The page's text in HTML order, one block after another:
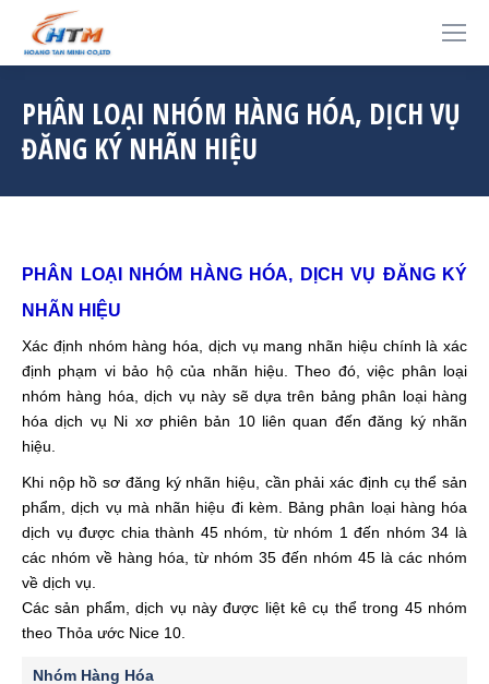
PHÂN LOẠI NHÓM HÀNG HÓA, DỊCH VỤ
ĐĂNG KÝ NHÃN HIỆU
PHÂN LOẠI NHÓM HÀNG HÓA, DỊCH VỤ ĐĂNG KÝ
NHÃN HIỆU
Xác định nhóm hàng hóa, dịch vụ mang nhãn hiệu chính là xác
định phạm vi bảo hộ của nhãn hiệu. Theo đó, việc phân loại
nhóm hàng hóa, dịch vụ này sẽ dựa trên bảng phân loại hàng
hóa dịch vụ Ni xơ phiên bản 10 liên quan đến đăng ký nhãn
hiệu.
Khi nộp hồ sơ đăng ký nhãn hiệu, cần phải xác định cụ thể sản
phẩm, dịch vụ mà nhãn hiệu đi kèm. Bảng phân loại hàng hóa
dịch vụ được chia thành 45 nhóm, từ nhóm 1 đến nhóm 34 là
các nhóm về hàng hóa, từ nhóm 35 đến nhóm 45 là các nhóm
về dịch vụ.
Các sản phẩm, dịch vụ này được liệt kê cụ thể trong 45 nhóm
theo Thỏa ước Nice 10.
Nhóm Hàng Hóa